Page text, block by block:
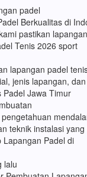
padel
Berkualitas di
pastikan
Tenis 2026 sport
lapangan padel
jenis lapangan,
Padel Jawa Timur
teknik instalasi
Lapangan Padel di
lalu